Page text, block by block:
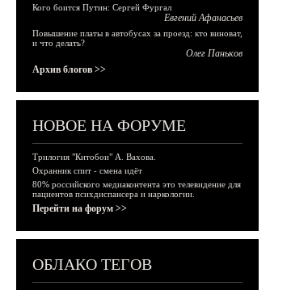
Кого боится Путин: Сергей Фургал
Евгений Афанасьев
Повышение платы в автобусах за проезд: кто виноват,
и что делать?
Олег Паньков
Архив блогов >>
НОВОЕ НА ФОРУМЕ
Трилогия "Китобои" А. Вахова.
Охранник спит - смена идёт
80% российского медиаконтента это телевидение для
пациентов психдиспансера и наркологии.
Перейти на форум >>
ОБЛАКО ТЕГОВ